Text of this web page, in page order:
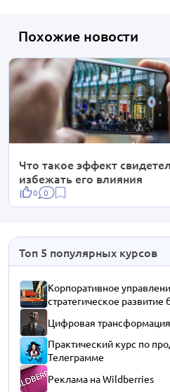
Похожие новости
Что такое эффект
избежать его влияния
0 0
Топ 5 популярных курсов
Корпоративное
стратегическое развитие
Цифровая
Практический курс по
Телеграмме
Реклама на Wildberries